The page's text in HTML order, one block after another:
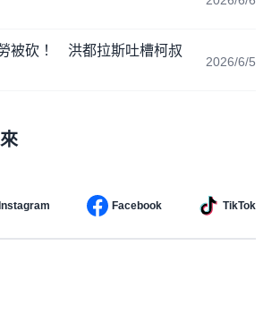
被砍！ 洪都拉斯吐槽柯叔
2026/6/5
Facebook TikTok